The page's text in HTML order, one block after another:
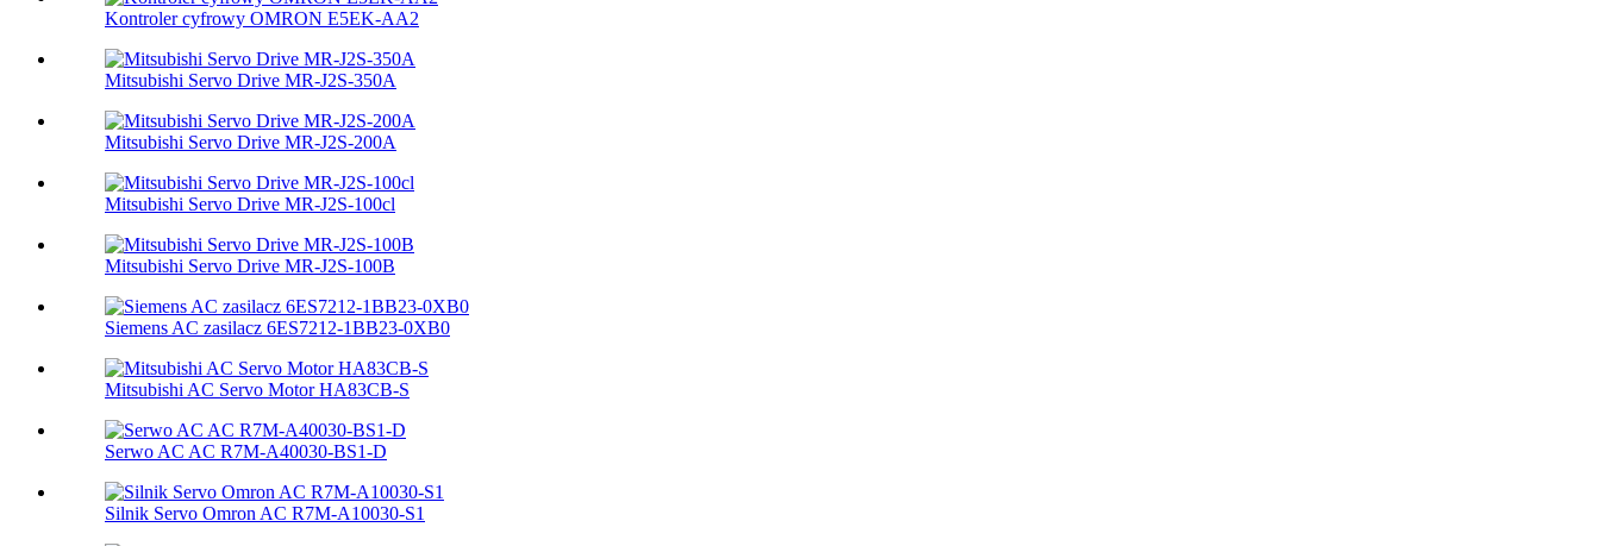
Kontroler cyfrowy OMRON E5EK-AA2
Mitsubishi Servo Drive MR-J2S-350A
Mitsubishi Servo Drive MR-J2S-200A
Mitsubishi Servo Drive MR-J2S-100cl
Mitsubishi Servo Drive MR-J2S-100B
Siemens AC zasilacz 6ES7212-1BB23-0XB0
Mitsubishi AC Servo Motor HA83CB-S
Serwo AC AC R7M-A40030-BS1-D
Silnik Servo Omron AC R7M-A10030-S1